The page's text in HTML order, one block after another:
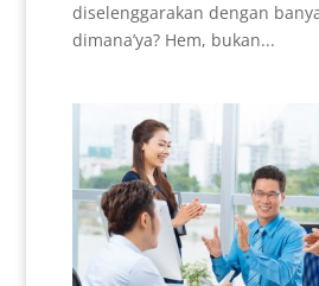
diselenggarakan dengan
dimana’ya? Hem, bukan...